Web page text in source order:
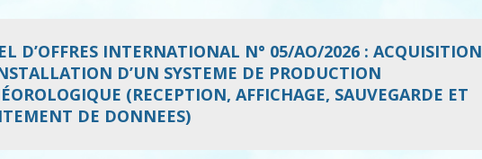
D’OFFRES INTERNATIONAL N° 05/AO/2026 : ACQUISITION
D’UN SYSTEME DE PRODUCTION
(RECEPTION, AFFICHAGE, SAUVEGARDE ET
DE DONNEES)